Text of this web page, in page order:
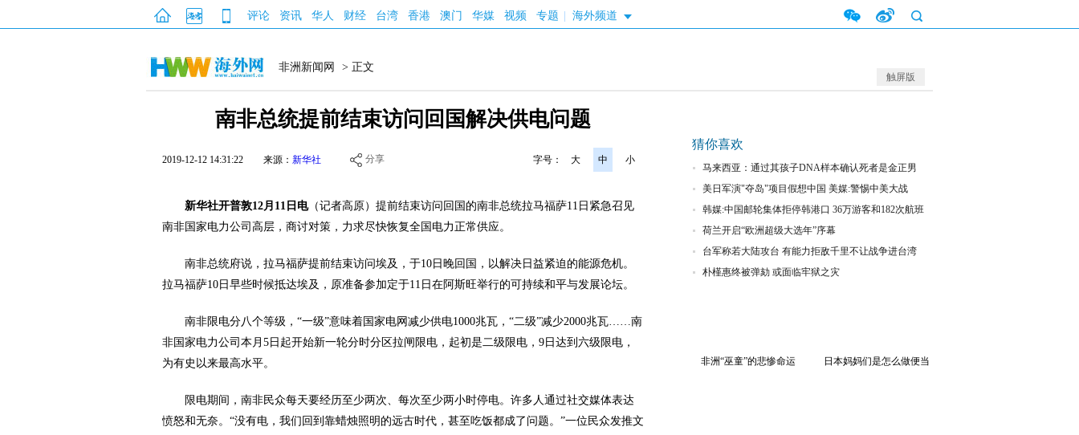
评论 资讯 华人 财经 台湾 香港 澳门 华媒 视频 专题 海外频道
触屏版
非洲新闻网 > 正文
南非总统提前结束访问回国解决供电问题
2019-12-12 14:31:22 来源： 新华社 分享 字号： 大 中 小
新华社开普敦12月11日电（记者高原）提前结束访问回国的南非总统拉马福萨11日紧急召见
南非国家电力公司高层，商讨对策，力求尽快恢复全国电力正常供应。
南非总统府说，拉马福萨提前结束访问埃及，于10日晚回国，以解决日益紧迫的能源危机。
拉马福萨10日早些时候抵达埃及，原准备参加定于11日在阿斯旺举行的可持续和平与发展论坛。
南非限电分八个等级，“一级”意味着国家电网减少供电1000兆瓦，“二级”减少2000兆瓦……南
非国家电力公司本月5日起开始新一轮分时分区拉闸限电，起初是二级限电，9日达到六级限电，
为有史以来最高水平。
限电期间，南非民众每天要经历至少两次、每次至少两小时停电。许多人通过社交媒体表达
愤怒和无奈。“没有电，我们回到靠蜡烛照明的远古时代，甚至吃饭都成了问题。”一位民众发推文
猜你喜欢
马来西亚：通过其孩子DNA样本确认死者是金正男
美日军演"夺岛"项目假想中国 美媒:警惕中美大战
韩媒:中国邮轮集体拒停韩港口 36万游客和182次航班
流失
荷兰开启“欧洲超级大选年”序幕
台军称若大陆攻台 有能力拒敌千里不让战争进台湾
朴槿惠终被弹劾 或面临牢狱之灾
非洲“巫童”的悲惨命运
日本妈妈们是怎么做便当